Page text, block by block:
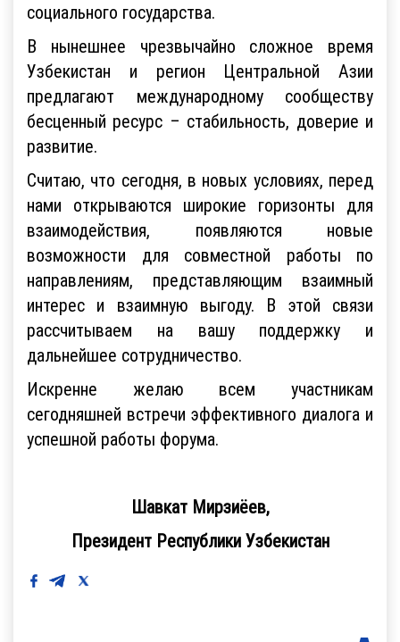
социального государства.
В нынешнее чрезвычайно сложное время
Узбекистан и регион Центральной Азии
предлагают международному сообществу
бесценный ресурс – стабильность, доверие и
развитие.
Считаю, что сегодня, в новых условиях, перед
нами открываются широкие горизонты для
взаимодействия, появляются новые
возможности для совместной работы по
направлениям, представляющим взаимный
интерес и взаимную выгоду. В этой связи
рассчитываем на вашу поддержку и
дальнейшее сотрудничество.
Искренне желаю всем участникам
сегодняшней встречи эффективного диалога и
успешной работы форума.
Шавкат Мирзиёев,
Президент Республики Узбекистан